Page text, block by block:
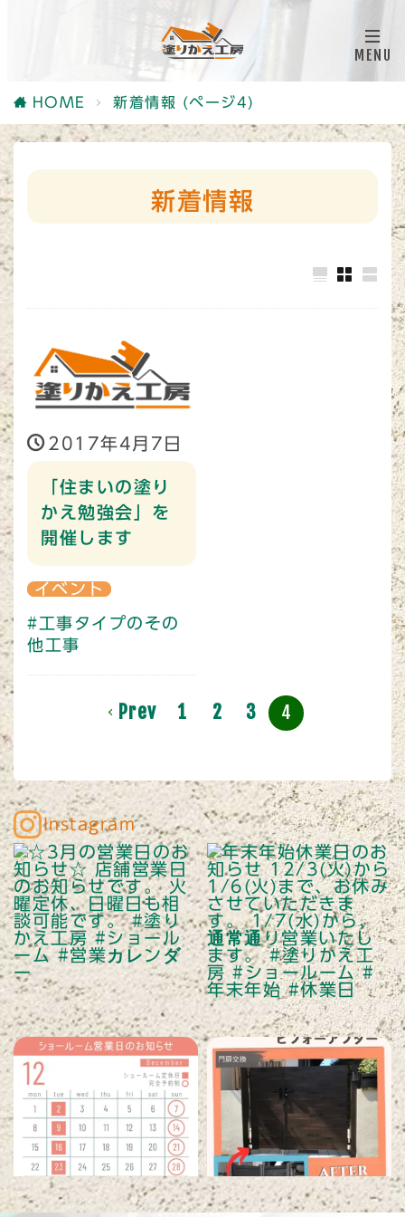
HOME 新着情報 (ページ4)
新着情報
2017年4月7日
「住まいの塗り
かえ勉強会」を
開催します
イベント
#工事タイプのその
他工事
Prev 1 2 3 4
Instagram